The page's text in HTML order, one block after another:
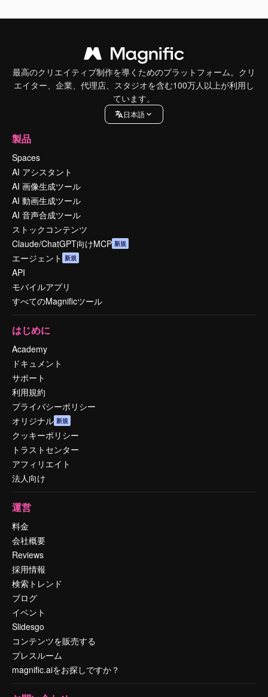
最高のクリエイティブ制作を導くためのプラットフォーム。クリ
エイター、企業、代理店、スタジオを含む100万人以上が利用し
ています。
日本語
製品
Spaces
AI アシスタント
AI 画像生成ツール
AI 動画生成ツール
AI 音声合成ツール
ストックコンテンツ
Claude/ChatGPT向けMCP 新規
エージェント 新規
API
モバイルアプリ
すべてのMagnificツール
はじめに
Academy
ドキュメント
サポート
利用規約
プライバシーポリシー
オリジナル 新規
クッキーポリシー
トラストセンター
アフィリエイト
法人向け
運営
料金
会社概要
Reviews
採用情報
検索トレンド
ブログ
イベント
Slidesgo
コンテンツを販売する
プレスルーム
magnific.aiをお探しですか？